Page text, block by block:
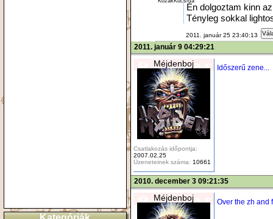
Én dolgoztam kinn
Tényleg sokkal
2011. január 25 23:40:13
2011. január 9 04:29:21
Méjdenboj
Csatlakozás időpontja:
2007.02.25
Üzeneteinek száma: 10661
Időszerű zene...
2010. december 3 09:21:35
Méjdenboj Over the zh and